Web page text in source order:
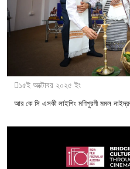
১৫ই অক্টোবর ২০২৫ ইং
আর কে সি এসকী লাইশিং মণিপুরগী মমল